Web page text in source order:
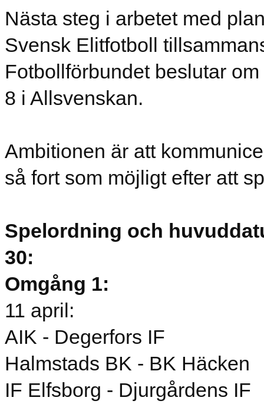
Nästa steg i arbetet med
Svensk Elitfotboll
Fotbollförbundet beslutar
8 i Allsvenskan.
Ambitionen är att
så fort som möjligt efter att
Spelordning och
30:
Omgång 1:
11 april:
AIK - Degerfors IF
Halmstads BK - BK Häcken
IF Elfsborg - Djurgårdens IF